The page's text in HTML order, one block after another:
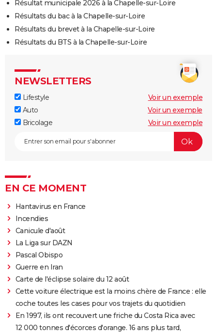
Résultat municipale 2026 à la Chapelle-sur-Loire
Résultats du bac à la Chapelle-sur-Loire
Résultats du brevet à la Chapelle-sur-Loire
Résultats du BTS à la Chapelle-sur-Loire
NEWSLETTERS
Lifestyle
Voir un exemple
Auto
Voir un exemple
Bricolage
Voir un exemple
EN CE MOMENT
Hantavirus en France
Incendies
Canicule d'août
La Liga sur DAZN
Pascal Obispo
Guerre en Iran
Carte de l'éclipse solaire du 12 août
Cette voiture électrique est la moins chère de France : elle
coche toutes les cases pour vos trajets du quotidien
En 1997, ils ont recouvert une friche du Costa Rica avec
12 000 tonnes d'écorces d'orange. 16 ans plus tard,